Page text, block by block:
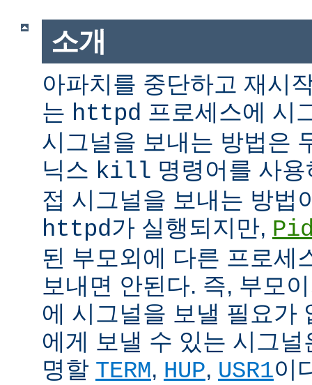
소개
아파치를 중단하고 재시
는 httpd 프로세스에 시
시그널을 보내는 방법은
닉스 kill 명령어를 사
접 시그널을 보내는 방법
httpd가 실행되지만,
된 부모외에 다른 프로세
보내면 안된다. 즉, 부모
에 시그널을 보낼 필요가
에게 보낼 수 있는 시그
명할 TERM, HUP, USR1이